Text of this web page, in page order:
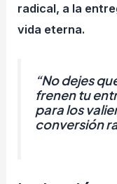
radical, a la
vida eterna.
“No dejes
frenen tu
para los
conversión